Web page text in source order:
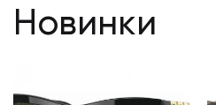
Новинки